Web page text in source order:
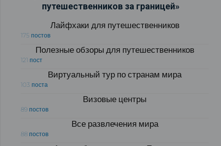
путешественников за границей»
Лайфхаки для путешественников
175 постов
Полезные обзоры для путешественников
121 пост
Виртуальный тур по странам мира
103 поста
Визовые центры
89 постов
Все развлечения мира
88 постов